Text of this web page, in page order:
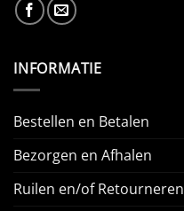
INFORMATIE
Bestellen en Betalen
Bezorgen en Afhalen
Ruilen en/of Retourneren